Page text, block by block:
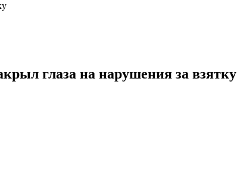
глаза на нарушения за взятку